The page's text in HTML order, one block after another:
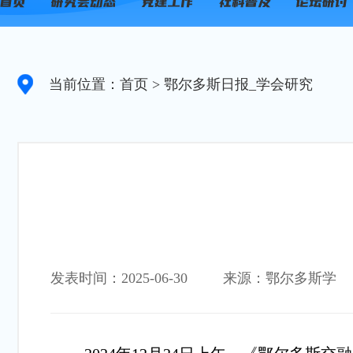
当前位置：首页 > 鄂尔多斯日报_学会研究
发表时间：2025-06-30 来源：鄂尔多斯学